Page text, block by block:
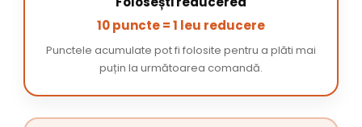
10 puncte = 1 leu reducere
Punctele acumulate pot fi folosite pentru a plăti mai
puțin la următoarea comandă.